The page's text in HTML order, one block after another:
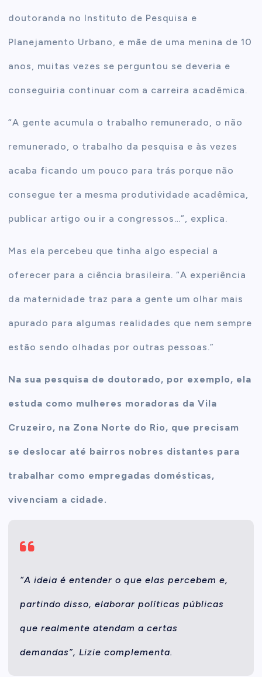
doutoranda no Instituto de Pesquisa e
Planejamento Urbano, e mãe de uma menina de 10
anos, muitas vezes se perguntou se deveria e
conseguiria continuar com a carreira acadêmica.
“A gente acumula o trabalho remunerado, o não
remunerado, o trabalho da pesquisa e às vezes
acaba ficando um pouco para trás porque não
consegue ter a mesma produtividade acadêmica,
publicar artigo ou ir a congressos…”, explica.
Mas ela percebeu que tinha algo especial a
oferecer para a ciência brasileira. “A experiência
da maternidade traz para a gente um olhar mais
apurado para algumas realidades que nem sempre
estão sendo olhadas por outras pessoas.”
Na sua pesquisa de doutorado, por exemplo, ela
estuda como mulheres moradoras da Vila
Cruzeiro, na Zona Norte do Rio, que precisam
se deslocar até bairros nobres distantes para
trabalhar como empregadas domésticas,
vivenciam a cidade.
“A ideia é entender o que elas percebem e,
partindo disso, elaborar políticas públicas
que realmente atendam a certas
demandas”, Lizie complementa.